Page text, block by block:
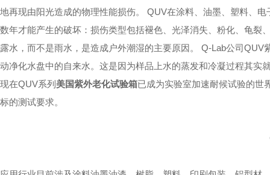
地再现由阳光造成的物理性能损伤。 QUV在涂料、油墨、塑料、
数年才能产生的破坏：损伤类型包括褪色、光泽消失、粉化、龟裂
露水，而不是雨水，是造成户外潮湿的主要原因。 Q-Lab公司
动净化水盘中的自来水。这是因为样品上水的蒸发和冷凝过程其实
现在QUV系列 美国紫外老化试验箱已成为实验室加速耐候试验的世
标的测试要求。